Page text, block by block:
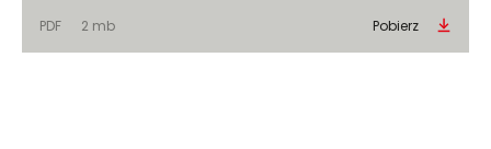
PDF 2 mb Pobierz